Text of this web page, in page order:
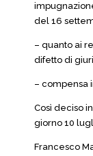
del 16
– quanto ai
difetto di
– compensa
Così deciso
giorno 10
Francesco